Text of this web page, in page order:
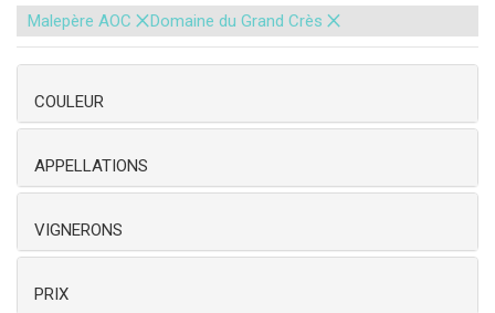
Malepère AOC ×Domaine du Grand Crès ×
COULEUR
APPELLATIONS
VIGNERONS
PRIX